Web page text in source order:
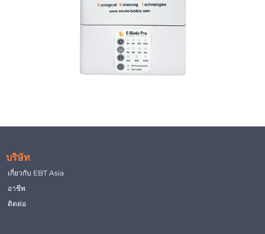
บริษัท
เกี่ยวกับ EBT Asia
อาชีพ
ติดต่อ